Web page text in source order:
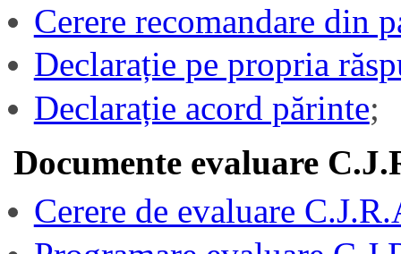
Cerere recomandare din
Declarație pe propria
Declarație acord părinte;
Documente evaluare
Cerere de evaluare